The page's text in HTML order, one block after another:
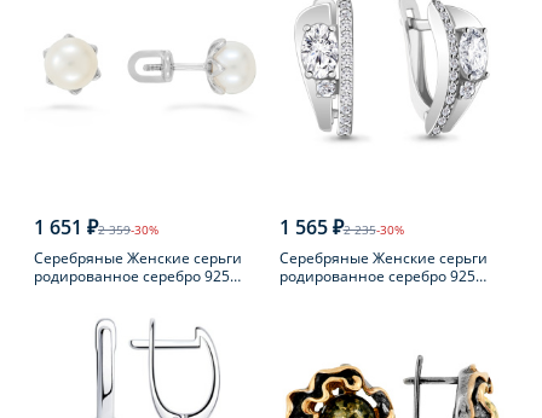
1 651 ₽2 359-30%
Серебряные Женские серьги
родированное серебро 925
1 565 ₽2 235-30%
Серебряные Женские серьги
родированное серебро 925